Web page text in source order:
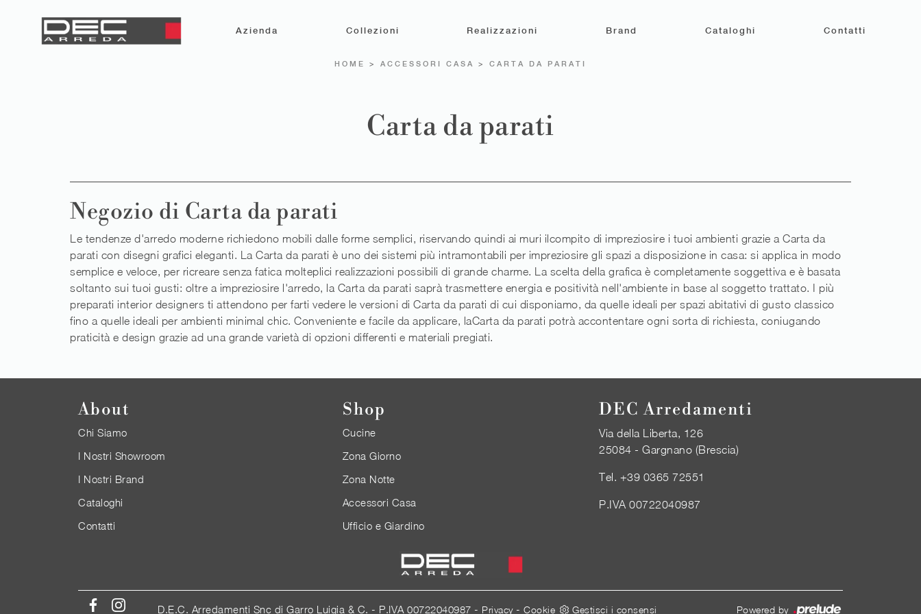
Azienda Collezioni Realizzazioni Brand Cataloghi Contatti
HOME > ACCESSORI CASA > CARTA DA PARATI
Carta da parati
Negozio di Carta da parati
Le tendenze d'arredo moderne richiedono mobili dalle forme semplici, riservando quindi ai muri ilcompito di impreziosire i tuoi ambienti grazie a Carta da
parati con disegni grafici eleganti. La Carta da parati è uno dei sistemi più intramontabili per impreziosire gli spazi a disposizione in casa: si applica in modo
semplice e veloce, per ricreare senza fatica molteplici realizzazioni possibili di grande charme. La scelta della grafica è completamente soggettiva e è basata
soltanto sui tuoi gusti: oltre a impreziosire l'arredo, la Carta da parati saprà trasmettere energia e positività nell'ambiente in base al soggetto trattato. I più
preparati interior designers ti attendono per farti vedere le versioni di Carta da parati di cui disponiamo, da quelle ideali per spazi abitativi di gusto classico
fino a quelle ideali per ambienti minimal chic. Conveniente e facile da applicare, laCarta da parati potrà accontentare ogni sorta di richiesta, coniugando
praticità e design grazie ad una grande varietà di opzioni differenti e materiali pregiati.
About
Chi Siamo
I Nostri Showroom
I Nostri Brand
Cataloghi
Contatti
Shop
Cucine
Zona Giorno
Zona Notte
Accessori Casa
Ufficio e Giardino
DEC Arredamenti
Via della Liberta, 126
25084 - Gargnano (Brescia)
Tel. +39 0365 72551
P.IVA 00722040987
D.E.C. Arredamenti Snc di Garro Luigia & C. - P.IVA 00722040987 - Privacy- Cookie Gestisci i consensi Powered by